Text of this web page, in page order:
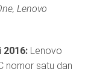
Lenovo
2016: Lenovo
nomor satu dan